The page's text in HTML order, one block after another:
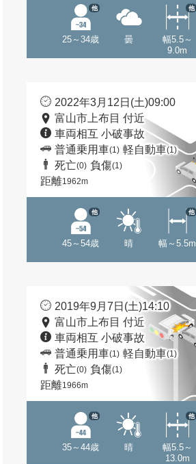
25～34歳
他
曇
幅5.5～
9.0m
他
2022年3月12日(土)09:00
富山市上布目 付近
車両相互 小破事故
普通乗用車(1) 軽自動車(1)
死亡(0) 負傷(1)
距離1962m
45～54歳
他
晴 幅～5.5m
他
2019年9月7日(土)14:10
富山市上布目 付近
車両相互 小破事故
普通乗用車(1) 軽自動車(1)
死亡(0) 負傷(1)
距離1966m
35～44歳
他
晴
幅5.5～
13.0m
他